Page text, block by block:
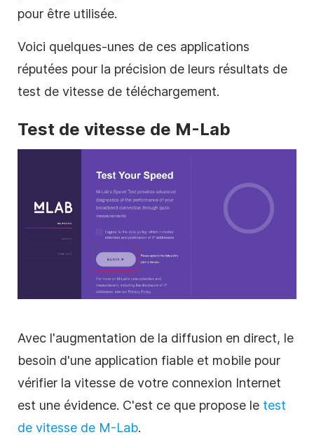
pour être utilisée.
Voici quelques-unes de ces applications
réputées pour la précision de leurs résultats de
test de vitesse de téléchargement.
Test de vitesse de M-Lab
Avec l'augmentation de la diffusion en direct, le
besoin d'une application fiable et mobile pour
vérifier la vitesse de votre connexion Internet
est une évidence. C'est ce que propose le test
de vitesse de M-Lab.